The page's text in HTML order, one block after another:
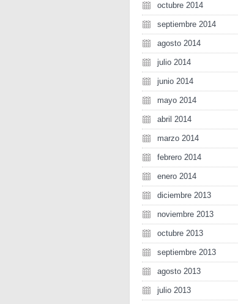
octubre 2014
septiembre 2014
agosto 2014
julio 2014
junio 2014
mayo 2014
abril 2014
marzo 2014
febrero 2014
enero 2014
diciembre 2013
noviembre 2013
octubre 2013
septiembre 2013
agosto 2013
julio 2013